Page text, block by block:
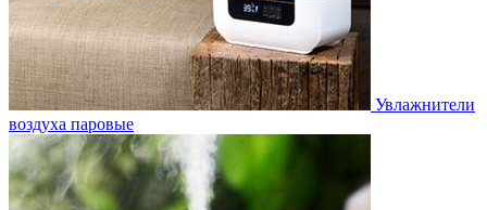
Увлажнители
воздуха паровые